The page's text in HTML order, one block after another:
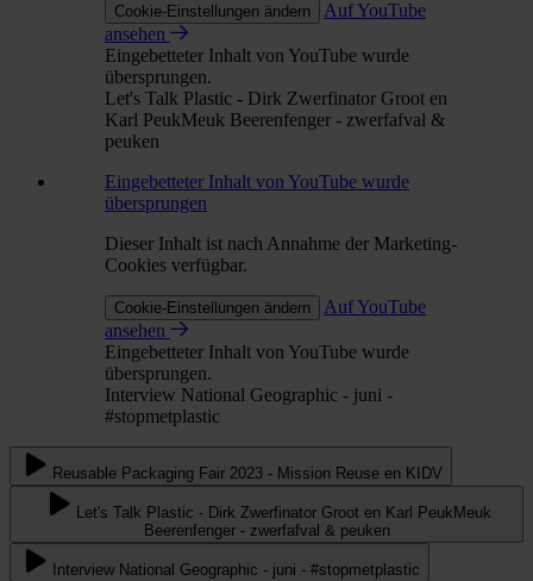
Cookie-Einstellungen ändern
Auf YouTube
ansehen
Eingebetteter Inhalt von YouTube wurde
übersprungen.
Let's Talk Plastic - Dirk Zwerfinator Groot en
Karl PeukMeuk Beerenfenger - zwerfafval &
peuken
Eingebetteter Inhalt von YouTube wurde
übersprungen
Dieser Inhalt ist nach Annahme der Marketing-
Cookies verfügbar.
Cookie-Einstellungen ändern
Auf YouTube
ansehen
Eingebetteter Inhalt von YouTube wurde
übersprungen.
Interview National Geographic - juni -
#stopmetplastic
Reusable Packaging Fair 2023 - Mission Reuse en KIDV
Let's Talk Plastic - Dirk Zwerfinator Groot en Karl PeukMeuk
Beerenfenger - zwerfafval & peuken
Interview National Geographic - juni - #stopmetplastic